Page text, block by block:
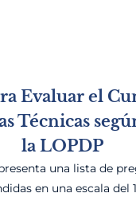
Evaluar el
Técnicas
la LOPDP
una lista de
en una escala del